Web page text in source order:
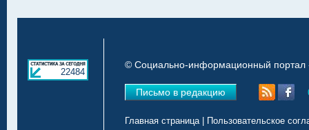
22484
© Социально-информационный портал
Письмо в редакцию
Главная страница| Пользовательское